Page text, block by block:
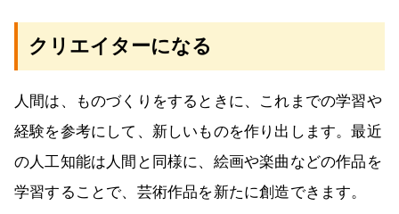
クリエイターになる
人間は、ものづくりをするときに、これまでの学習や
経験を参考にして、新しいものを作り出します。最近
の人工知能は人間と同様に、絵画や楽曲などの作品を
学習することで、芸術作品を新たに創造できます。